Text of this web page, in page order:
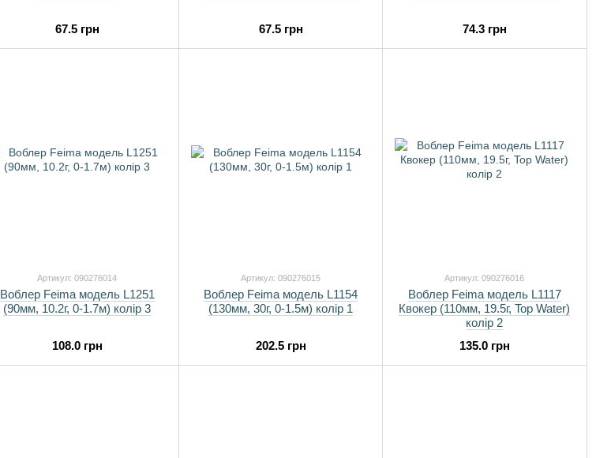
67.5 грн 67.5 грн 74.3 грн
Артикул: 090276014
Воблер Feima модель L1251
(90мм, 10.2г, 0-1.7м) колір 3
108.0 грн
Артикул: 090276015
Воблер Feima модель L1154
(130мм, 30г, 0-1.5м) колір 1
202.5 грн
Артикул: 090276016
Воблер Feima модель L1117
Квокер (110мм, 19.5г, Top Water)
колір 2
135.0 грн